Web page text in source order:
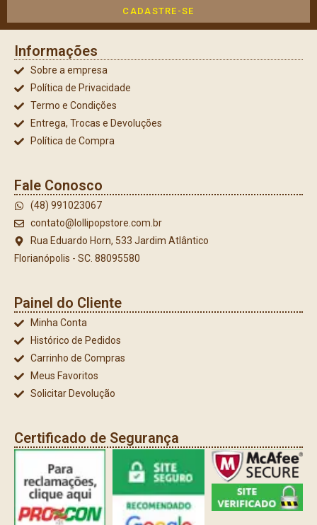
CADASTRE-SE
Informações
Sobre a empresa
Política de Privacidade
Termo e Condições
Entrega, Trocas e Devoluções
Política de Compra
Fale Conosco
(48) 991023067
contato@lollipopstore.com.br
Rua Eduardo Horn, 533 Jardim Atlântico
Florianópolis - SC. 88095580
Painel do Cliente
Minha Conta
Histórico de Pedidos
Carrinho de Compras
Meus Favoritos
Solicitar Devolução
Certificado de Segurança